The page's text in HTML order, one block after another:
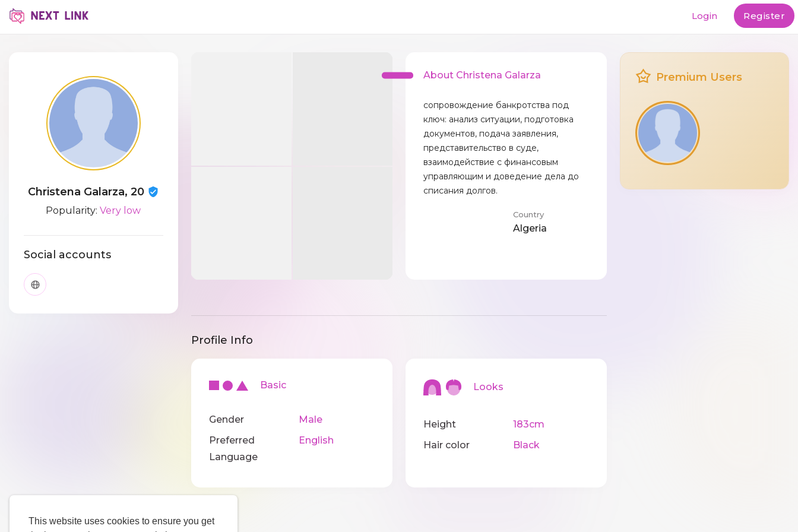
This website uses cookies to ensure you get
Login Register
Christena Galarza, 20
Popularity:Very low
Social accounts
About Christena Galarza
сопровождение банкротства под
ключ: анализ ситуации, подготовка
документов, подача заявления,
представительство в суде,
взаимодействие с финансовым
управляющим и доведение дела до
списания долгов.
Country
Algeria
Profile Info
Basic
Gender
Male
Preferred
Language
English
Looks
Height
183cm
Hair color
Black
Premium Users